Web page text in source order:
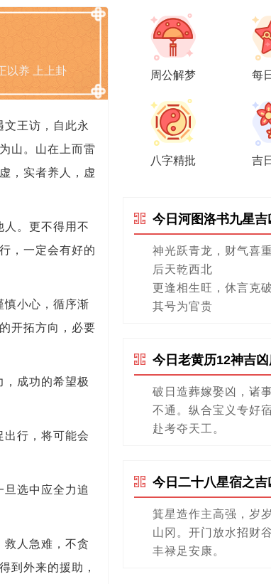
以养 上上卦
文王访，自此永
山。山在上而雷
，实者养人，虚
人。更不得用不
，一定会有好的
慎小心，循序渐
开拓方向，必要
，成功的希望极
出行，将可能会
旦选中应全力追
救人急难，不贪
到外来的援助，
周公解梦 每
八字精批 吉
今日河图洛书九星吉
神光跃青龙，财气喜
后天乾西北
更逢相生旺，休言克
其号为官贵
今日老黄历12神吉
破日造葬嫁娶凶，诸
不通。纵合宝义专好
赴考夺天工。
今日二十八星宿之吉
箕星造作主高强，岁
山冈。开门放水招财
丰禄足安康。